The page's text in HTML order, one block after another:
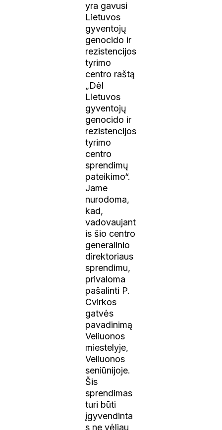
yra gavusi
Lietuvos
gyventojų
genocido ir
rezistencijos
tyrimo
centro raštą
„Dėl
Lietuvos
gyventojų
genocido ir
rezistencijos
tyrimo
centro
sprendimų
pateikimo“.
Jame
nurodoma,
kad,
vadovaujant
is šio centro
generalinio
direktoriaus
sprendimu,
privaloma
pašalinti P.
Cvirkos
gatvės
pavadinimą
Veliuonos
miestelyje,
Veliuonos
seniūnijoje.
Šis
sprendimas
turi būti
įgyvendinta
s ne vėliau